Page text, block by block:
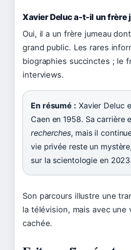
Xavier Deluc a-t-il un frère
Oui, il a un frère jumeau
grand public. Les rares
biographies succinctes ; le
interviews.
En résumé : Xavier Deluc
Caen en 1958. Sa carrière
recherches, mais il
vie privée reste un
sur la scientologie en 2023.
Son parcours illustre une
la télévision, mais avec
cachée.